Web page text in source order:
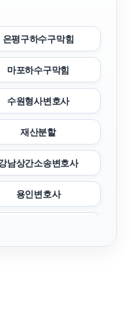
은평구하수구막힘
마포하수구막힘
수원형사변호사
재산분할
남상간소송변호사
용인변호사